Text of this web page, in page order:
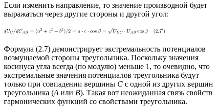
Если изменить направление, то значение производной будет
выражаться через другие стороны и другой угол:
Формула (2.7) демонстрирует экстремальность потенциалов
возмущаемой стороны треугольника. Поскольку значения
косинуса угла всегда (по модулю) меньше 1, то очевидно, что
экстремальные значения потенциалов треугольника будут
только при совпадении вершины C с одной из других вершин
треугольника (A или B). Такая вот неожиданная связь свойств
гармонических функций со свойствами треугольника.